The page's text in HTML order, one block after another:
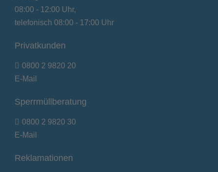
08:00 - 12:00 Uhr,
telefonisch 08:00 - 17:00 Uhr
Privatkunden
0800 2 9820 20
E-Mail
Sperrmüllberatung
0800 2 9820 30
E-Mail
Reklamationen